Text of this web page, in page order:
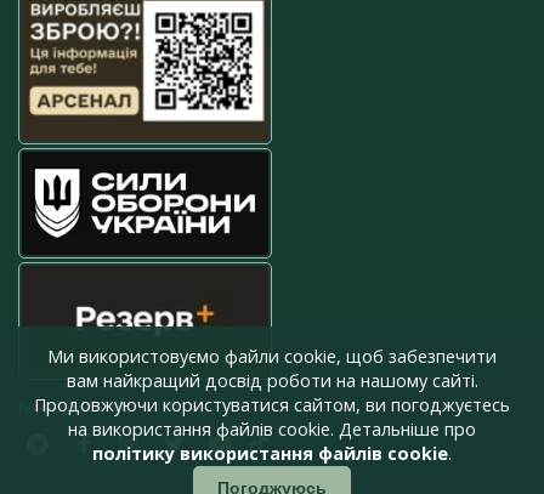
press@armyinform.com.ua
Ми використовуємо файли cookie, щоб забезпечити
вам найкращий досвід роботи на нашому сайті.
Продовжуючи користуватися сайтом, ви погоджуєтесь
на використання файлів cookie. Детальніше про
політику використання файлів cookie.
Погоджуюсь